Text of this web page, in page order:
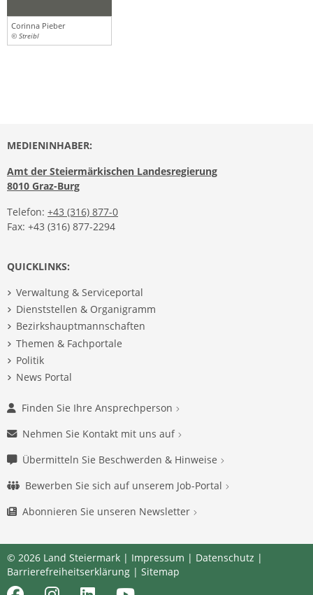
Corinna Pieber
© Streibl
MEDIENINHABER:
Amt der Steiermärkischen Landesregierung
8010 Graz-Burg
Telefon: +43 (316) 877-0
Fax: +43 (316) 877-2294
QUICKLINKS:
Verwaltung & Serviceportal
Dienststellen & Organigramm
Bezirkshauptmannschaften
Themen & Fachportale
Politik
News Portal
Finden Sie Ihre Ansprechperson
Nehmen Sie Kontakt mit uns auf
Übermitteln Sie Beschwerden & Hinweise
Bewerben Sie sich auf unserem Job-Portal
Abonnieren Sie unseren Newsletter
© 2026 Land Steiermark | Impressum | Datenschutz |
Barrierefreiheitserklärung | Sitemap